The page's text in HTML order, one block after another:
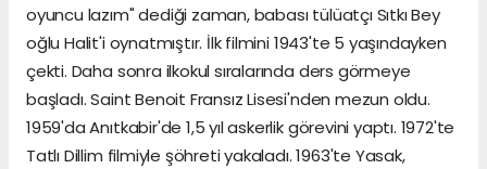
oyuncu lazım" dediği zaman, babası tülüatçı Sıtkı Bey
oğlu Halit'i oynatmıştır. İlk filmini 1943'te 5 yaşındayken
çekti. Daha sonra ilkokul sıralarında ders görmeye
başladı. Saint Benoit Fransız Lisesi'nden mezun oldu.
1959'da Anıtkabir'de 1,5 yıl askerlik görevini yaptı. 1972'te
Tatlı Dillim filmiyle şöhreti yakaladı. 1963'te Yasak,